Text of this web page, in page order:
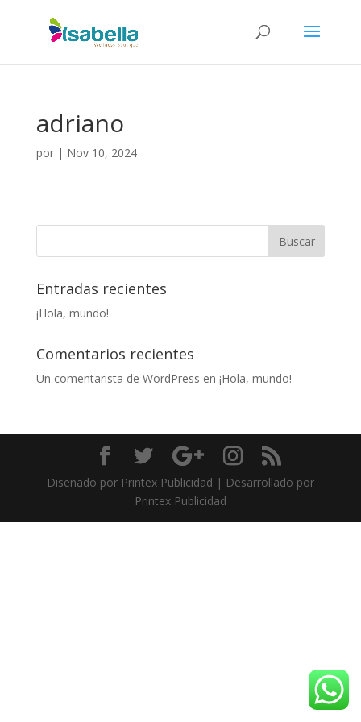
adriano
por | Nov 10, 2024
Entradas recientes
¡Hola, mundo!
Comentarios recientes
Un comentarista de WordPress en ¡Hola, mundo!
Diseñado por Printex Publicidad | Desarrollado por
Printex Publicidad